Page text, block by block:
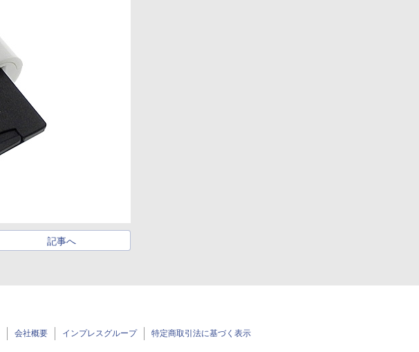
記事へ
会社概要 インプレスグループ 特定商取引法に基づく表示